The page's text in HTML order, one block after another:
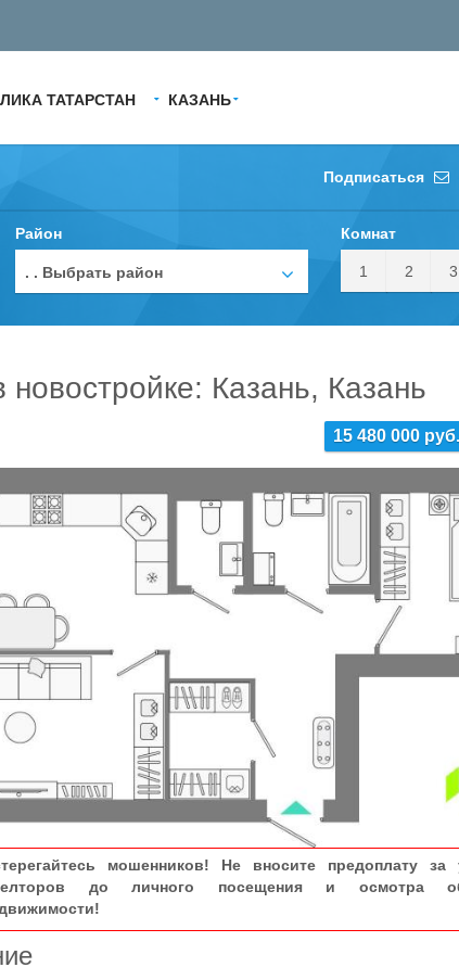
ТАТАРСТАН КАЗАНЬ
Подписаться
Район
. . Выбрать район
Комнат
1 2 3
Казань, Казань
15 480 000 руб.
мошенников! Не вносите предоплату за
до личного посещения и осмотра